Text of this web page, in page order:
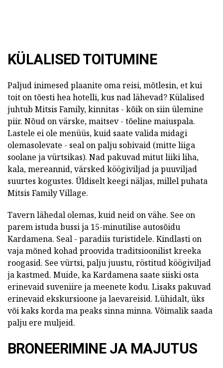
KÜLALISED TOITUMINE
Paljud inimesed plaanite oma reisi, mõtlesin, et kui
toit on tõesti hea hotelli, kus nad lähevad? Külalised
juhtub Mitsis Family, kinnitas - kõik on siin ülemine
piir. Nõud on värske, maitsev - tõeline maiuspala.
Lastele ei ole menüüs, kuid saate valida midagi
olemasolevate - seal on palju sobivaid (mitte liiga
soolane ja vürtsikas). Nad pakuvad mitut liiki liha,
kala, mereannid, värsked köögiviljad ja puuviljad
suurtes kogustes. Üldiselt keegi näljas, millel puhata
Mitsis Family Village.
Tavern lähedal olemas, kuid neid on vähe. See on
parem istuda bussi ja 15-minutilise autosõidu
Kardamena. Seal - paradiis turistidele. Kindlasti on
vaja mõned kohad proovida traditsioonilist kreeka
roogasid. See vürtsi, palju juustu, röstitud köögiviljad
ja kastmed. Muide, ka Kardamena saate siiski osta
erinevaid suveniire ja meenete kodu. Lisaks pakuvad
erinevaid ekskursioone ja laevareisid. Lühidalt, üks
või kaks korda ma peaks sinna minna. Võimalik saada
palju ere muljeid.
BRONEERIMINE JA MAJUTUS